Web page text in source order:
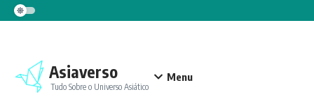
Ir para o conteúdo
Asiaverso
Tudo Sobre o Universo Asiático
Menu